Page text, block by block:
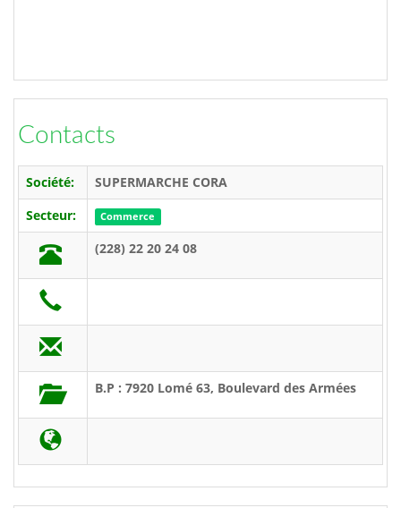
Contacts
Société:
SUPERMARCHE CORA
Secteur:
Commerce
(228) 22 20 24 08
B.P : 7920 Lomé 63, Boulevard des Armées